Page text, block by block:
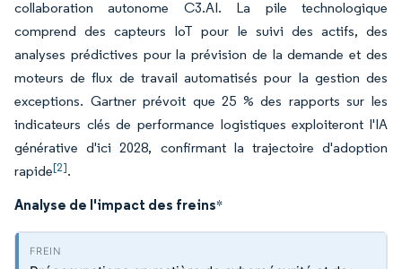
collaboration autonome C3.AI. La pile technologique
comprend des capteurs IoT pour le suivi des actifs, des
analyses prédictives pour la prévision de la demande et des
moteurs de flux de travail automatisés pour la gestion des
exceptions. Gartner prévoit que 25 % des rapports sur les
indicateurs clés de performance logistiques exploiteront l'IA
générative d'ici 2028, confirmant la trajectoire d'adoption
rapide[2].
Analyse de l'impact des freins*